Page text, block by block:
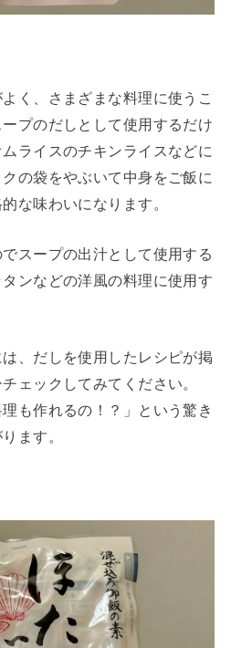
く、さまざまな料理に使うこ
プのだしとして使用するだけ
ライスのチキンライスなどに
の袋をやぶいて中身をご飯に
な味わいになります。
スープの出汁として使用する
ンなどの洋風の料理に使用す
、だしを使用したレシピが掲
ェックしてみてください。
理も作れるの！？」という驚き
ます。